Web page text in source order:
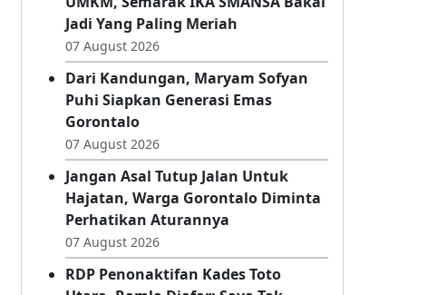
Ketum DPP Brigjend Pol Abdul Rizal
A. Engahu Beri Subsidi Ke Pelaku
UMKM, Semarak IKA SMANSA Bakal
Jadi Yang Paling Meriah
07 August 2026
Dari Kandungan, Maryam Sofyan
Puhi Siapkan Generasi Emas
Gorontalo
07 August 2026
Jangan Asal Tutup Jalan Untuk
Hajatan, Warga Gorontalo Diminta
Perhatikan Aturannya